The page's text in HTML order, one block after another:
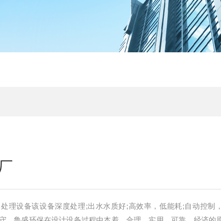
理设备该设备深度处理;出水水质好;高效率，低能耗;自动控制